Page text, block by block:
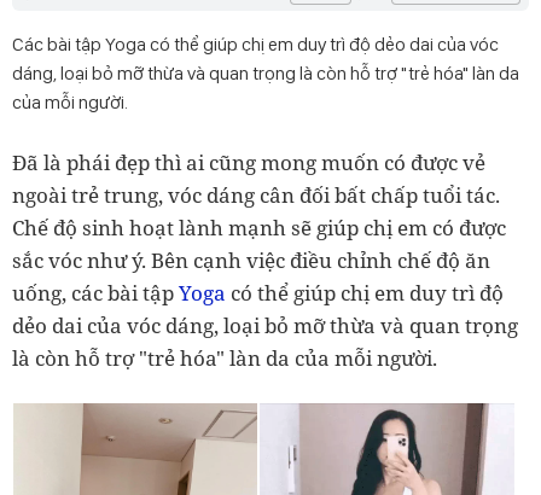
Các bài tập Yoga có thể giúp chị em duy trì độ dẻo dai của vóc
dáng, loại bỏ mỡ thừa và quan trọng là còn hỗ trợ "trẻ hóa" làn da
của mỗi người.
Đã là phái đẹp thì ai cũng mong muốn có được vẻ
ngoài trẻ trung, vóc dáng cân đối bất chấp tuổi tác.
Chế độ sinh hoạt lành mạnh sẽ giúp chị em có được
sắc vóc như ý. Bên cạnh việc điều chỉnh chế độ ăn
uống, các bài tậpYoga có thể giúp chị em duy trì độ
dẻo dai của vóc dáng, loại bỏ mỡ thừa và quan trọng
là còn hỗ trợ "trẻ hóa" làn da của mỗi người.